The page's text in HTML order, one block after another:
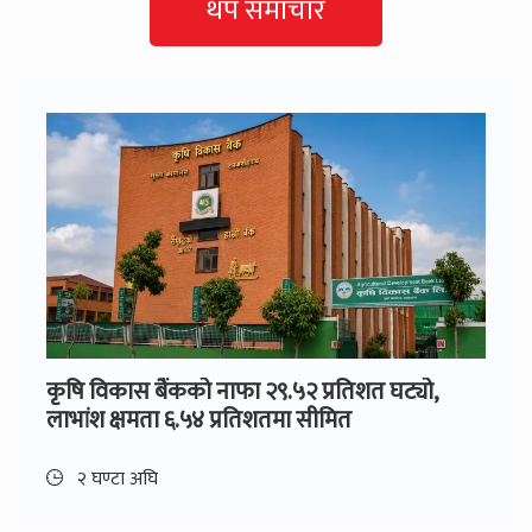
थप समाचार
कृषि विकास बैंकको नाफा २९.५२ प्रतिशत घट्यो,
लाभांश क्षमता ६.५४ प्रतिशतमा सीमित
२ घण्टा अघि